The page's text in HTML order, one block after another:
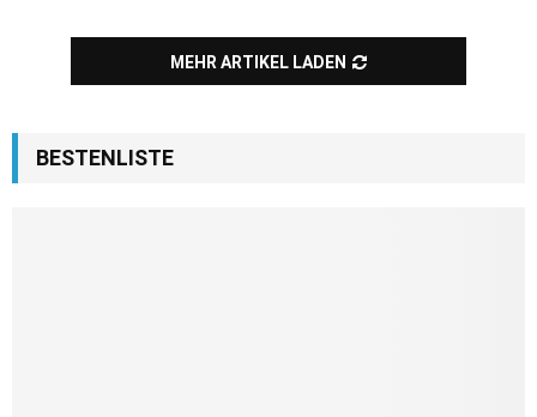
MEHR ARTIKEL LADEN
BESTENLISTE